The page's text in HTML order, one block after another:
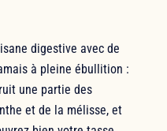
digestive avec de
à pleine ébullition :
une partie des
et de la mélisse, et